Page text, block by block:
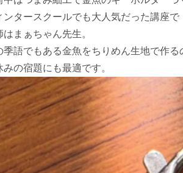
ンタースクールでも大人気だった講座で
はまぁちゃん先生。
季語でもある金魚をちりめん生地で作る
みの宿題にも最適です。